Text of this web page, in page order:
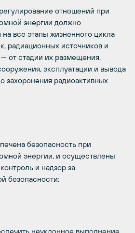
отношений при
энергии должно
на все этапы жизненного цикла
радиационных источников и
— от стадии их размещения,
эксплуатации и вывода
захоронения радиоактивных
безопасность при
энергии, и осуществлены
и надзор за
безопасности;
неуклонное выполнение